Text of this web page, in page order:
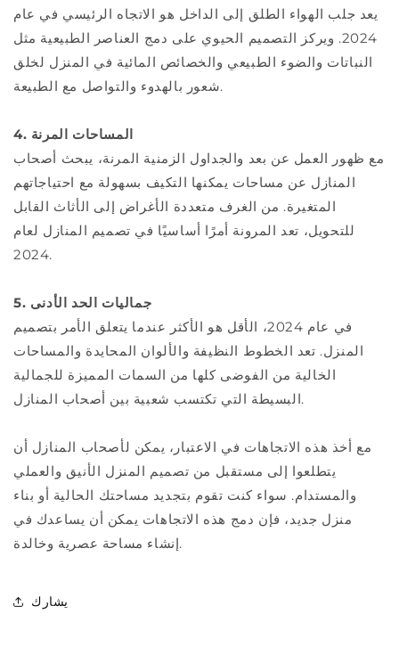
يعد جلب الهواء الطلق إلى الداخل هو الاتجاه الرئيسي في عام
2024. ويركز التصميم الحيوي على دمج العناصر الطبيعية مثل
النباتات والضوء الطبيعي والخصائص المائية في المنزل لخلق
شعور بالهدوء والتواصل مع الطبيعة.
4. المساحات المرنة
مع ظهور العمل عن بعد والجداول الزمنية المرنة، يبحث أصحاب
المنازل عن مساحات يمكنها التكيف بسهولة مع احتياجاتهم
المتغيرة. من الغرف متعددة الأغراض إلى الأثاث القابل
للتحويل، تعد المرونة أمرًا أساسيًا في تصميم المنازل لعام
2024.
5. جماليات الحد الأدنى
في عام 2024، الأقل هو الأكثر عندما يتعلق الأمر بتصميم
المنزل. تعد الخطوط النظيفة والألوان المحايدة والمساحات
الخالية من الفوضى كلها من السمات المميزة للجمالية
البسيطة التي تكتسب شعبية بين أصحاب المنازل.
مع أخذ هذه الاتجاهات في الاعتبار، يمكن لأصحاب المنازل أن
يتطلعوا إلى مستقبل من تصميم المنزل الأنيق والعملي
والمستدام. سواء كنت تقوم بتجديد مساحتك الحالية أو بناء
منزل جديد، فإن دمج هذه الاتجاهات يمكن أن يساعدك في
إنشاء مساحة عصرية وخالدة.
يشارك